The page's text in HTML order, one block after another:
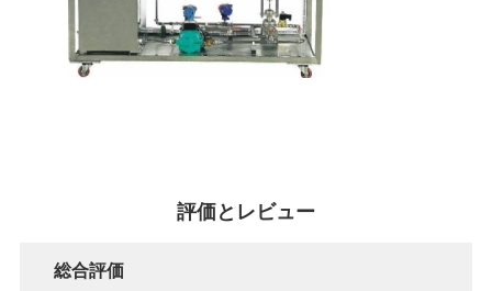
評価とレビュー
総合評価